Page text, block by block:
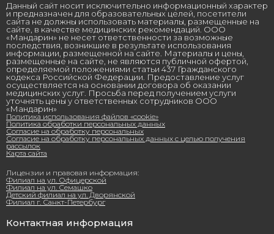
Данный сайт носит исключительно информационный характер
и предназначен для образовательных целей, посетители
сайта не должны использовать материалы, размещенные на
сайте, в качестве медицинских рекомендаций. ООО
«Мандарин» не несет ответственности за возможные
последствия, возникшие в результате использования
информации, размещенной на сайте. Материалы и цены,
размещенные на сайте, не являются публичной офертой,
определяемой положениями статьи 437 Гражданского
кодекса Российской Федерации. Предоставление услуг
осуществляется на основании договора об оказании
медицинских услуг. Просьба перед получением услуги
уточнять цены у ответственных сотрудников ООО
«Мандарин»
Политика использования файлов «cookie»
Политика обработки персональных данных
Согласие на обработку персональных
Согласие на обработку персональных данных с целью получения
рассылок
Карта сайта
Лицензии и правовая информация:
Филиал на ул. Офицерской
Филиал на ул. Семашко
Детский филиал на ул. Дворянской
Филиал г. Санкт-Петербург
Контактная информация